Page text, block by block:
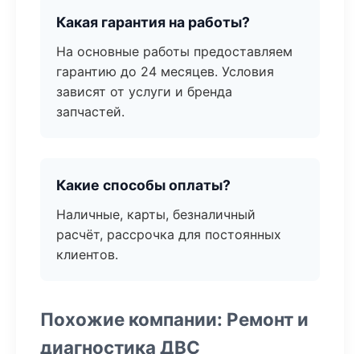
Какая гарантия на работы?
На основные работы предоставляем
гарантию до 24 месяцев. Условия
зависят от услуги и бренда
запчастей.
Какие способы оплаты?
Наличные, карты, безналичный
расчёт, рассрочка для постоянных
клиентов.
Похожие компании: Ремонт и
диагностика ДВС